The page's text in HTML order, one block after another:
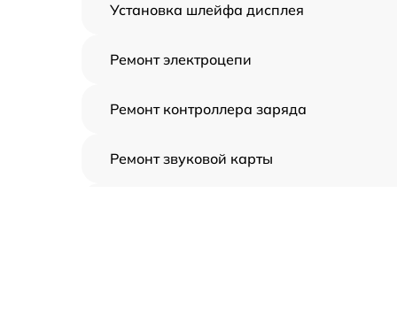
Установка шлейфа дисплея
Ремонт электроцепи
Ремонт контроллера заряда
Ремонт звуковой карты